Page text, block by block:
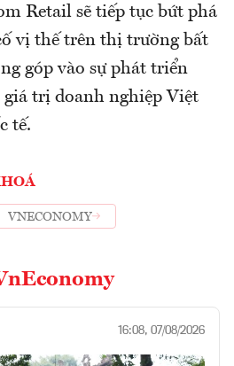
Retail sẽ tiếp tục bứt phá
vị thế trên thị trường bất
góp vào sự phát triển
giá trị doanh nghiệp Việt
tế.
VNECONOMY
16:08, 07/08/2026